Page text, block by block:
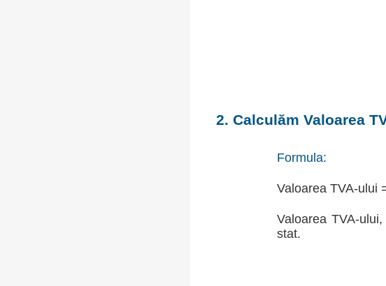
2. Calculăm Valoarea
Formula:
Valoarea TVA-ului
Valoarea TVA-
stat.